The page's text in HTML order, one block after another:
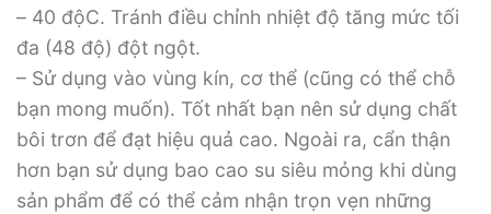
– 40 độC. Tránh điều chỉnh nhiệt độ tăng mức tối
đa (48 độ) đột ngột.
– Sử dụng vào vùng kín, cơ thể (cũng có thể chỗ
bạn mong muốn). Tốt nhất bạn nên sử dụng chất
bôi trơn để đạt hiệu quả cao. Ngoài ra, cẩn thận
hơn bạn sử dụng bao cao su siêu mỏng khi dùng
sản phẩm để có thể cảm nhận trọn vẹn những